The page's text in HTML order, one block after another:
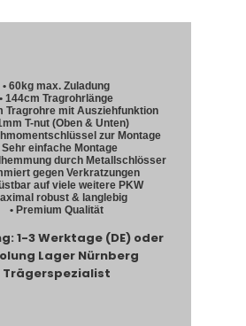
• 60kg max. Zuladung
• 144cm Tragrohrlänge
Tragrohre mit Ausziehfunktion
T-nut (Oben & Unten)
zur Montage
Sehr einfache Montage
durch Metallschlösser
gegen Verkratzungen
auf viele weitere PKW
robust & langlebig
• Premium Qualität
1-3 Werktage (DE) oder
Lager Nürnberg
Trägerspezialist